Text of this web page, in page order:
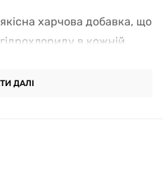
харчова добавка, що
в кожній
з рослин роду
речовин. Берберін
регулювати рівень
ДАЛІ